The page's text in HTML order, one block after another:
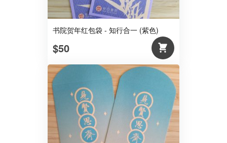
书院贺年红包袋 - 知行合一 (紫色)
$50